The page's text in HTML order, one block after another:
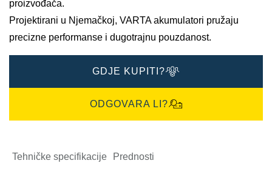
proizvođača.​
Projektirani u Njemačkoj, VARTA akumulatori pružaju
precizne performanse i dugotrajnu pouzdanost.
GDJE KUPITI?
ODGOVARA LI?
Tehničke specifikacije Prednosti